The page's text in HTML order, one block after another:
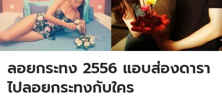
ลอยกระทง 2556 แอบส่องดารา
ไปลอยกระทงกับใคร